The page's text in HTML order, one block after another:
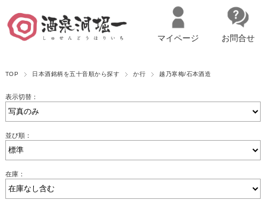
名古屋市西区の「造り手の想いを伝える」日本酒・ワインセレクトショ
マイページ お問合せ
TOP 日本酒銘柄を五十音順から探す か行 越乃寒梅/石本酒造
表示切替：
並び順：
在庫：